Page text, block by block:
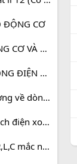
ĐỘNG CƠ
CHƯƠNG II. SÓNG CƠ VÀ SÓNG ÂM
CHƯƠNG III. DÒNG ĐIỆN XOAY CHIỀU
Bài 12. Đại cương về dòng điện xoay chiều
Bài 13. Các mạch điện xoay chiều
Bài 14. Mạch R,L,C mắc nối tiếp